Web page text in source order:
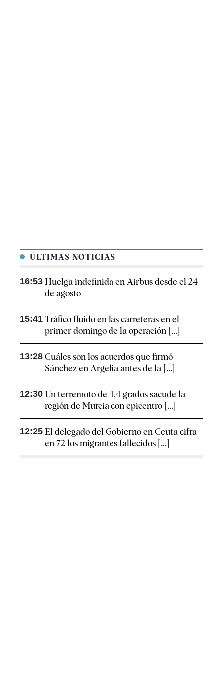
ÚLTIMAS NOTICIAS
16:53 Huelga indefinida en Airbus desde el 24
de agosto
15:41 Tráfico fluido en las carreteras en el
primer domingo de la operación [...]
13:28 Cuáles son los acuerdos que firmó
Sánchez en Argelia antes de la [...]
12:30 Un terremoto de 4,4 grados sacude la
región de Murcia con epicentro [...]
12:25 El delegado del Gobierno en Ceuta cifra
en 72 los migrantes fallecidos [...]